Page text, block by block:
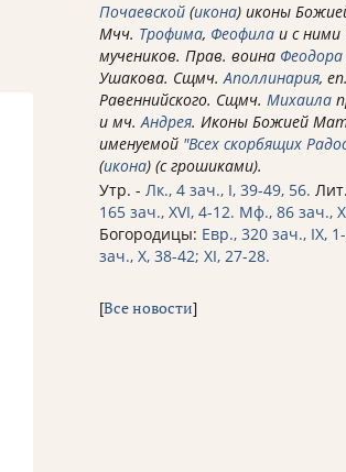
Почаевской (икона) иконы
Мчч. Трофима, Феофила и с
мучеников. Прав. воина Феодора
Ушакова. Сщмч.Аполлинария, еп.
Равеннийского. Сщмч. Михаила
и мч.Андрея. Иконы Божией
именуемой "Всех скорбящих
(икона) (с грошиками).
Утр. - Лк., 4 зач., I, 39-49, 56.
165 зач., XVI, 4-12. Мф., 86 зач.,
Богородицы: Евр., 320 зач., IX,
зач., X, 38-42; XI, 27-28.
[Все новости]